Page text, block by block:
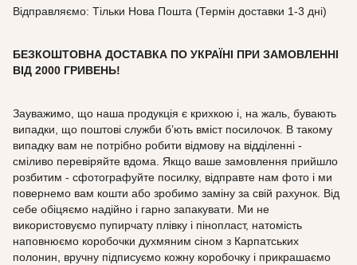
Відправляємо: Тільки Нова Пошта (Термін доставки 1-3 дні)
БЕЗКОШТОВНА ДОСТАВКА ПО УКРАЇНІ ПРИ ЗАМОВЛЕННІ
ВІД 2000 ГРИВЕНЬ!
Зауважимо, що наша продукція є крихкою і, на жаль, бувають
випадки, що поштові служби б’ють вміст посилочок. В такому
випадку вам не потрібно робити відмову на відділенні -
сміливо перевіряйте вдома. Якщо ваше замовлення прийшло
розбитим - сфотографуйте посилку, відправте нам фото і ми
повернемо вам кошти або зробимо заміну за свій рахунок. Від
себе обіцяємо надійно і гарно запакувати. Ми не
використовуємо пупирчату плівку і пінопласт, натомість
наповнюємо коробочки духмяним сіном з Карпатських
полонин, вручну підписуємо кожну коробочку і прикрашаємо